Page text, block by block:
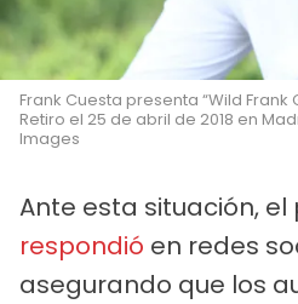
Frank Cuesta presenta “Wild Frank
Retiro el 25 de abril de 2018 en
Images
Ante esta situación, el
respondió en redes
asegurando que los